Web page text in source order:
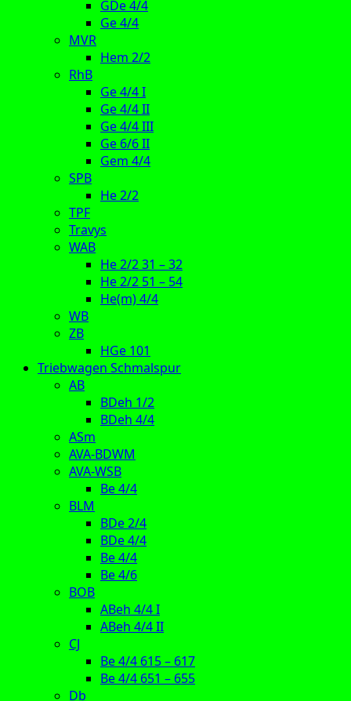
GDe 4/4
Ge 4/4
MVR
Hem 2/2
RhB
Ge 4/4 I
Ge 4/4 II
Ge 4/4 III
Ge 6/6 II
Gem 4/4
SPB
He 2/2
TPF
Travys
WAB
He 2/2 31 – 32
He 2/2 51 – 54
He(m) 4/4
WB
ZB
HGe 101
Triebwagen Schmalspur
AB
BDeh 1/2
BDeh 4/4
ASm
AVA-BDWM
AVA-WSB
Be 4/4
BLM
BDe 2/4
BDe 4/4
Be 4/4
Be 4/6
BOB
ABeh 4/4 I
ABeh 4/4 II
CJ
Be 4/4 615 – 617
Be 4/4 651 – 655
Db